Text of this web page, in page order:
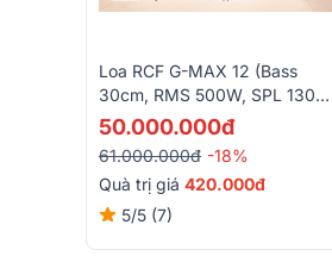
Loa RCF G-MAX 12 (Bass
30cm, RMS 500W, SPL 130
DB, Designed And Engineered
In Italy)
50.000.000đ
61.000.000đ -18%
Quà trị giá 420.000đ
5/5 (7)